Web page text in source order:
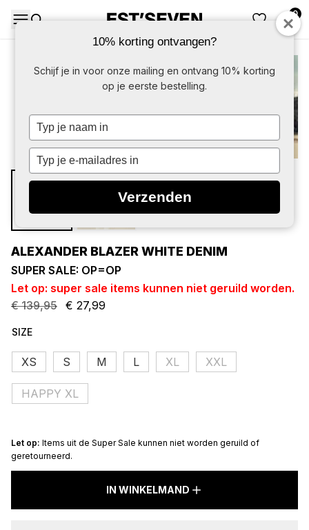
DAMES HEREN
0
-80%
ALEXANDER BLAZER WHITE DENIM
SUPER SALE: OP=OP
Let op: super sale items kunnen niet geruild worden.
€139,95
Oorspronkelijke
prijs
€ 139,95.
€ 27,99
Huidige
prijs
€ 27,99.
SIZE
XS S M L XL XXL
HAPPY XL
Let op: Items uit de Super Sale kunnen niet worden geruild of
geretourneerd.
ALEXANDER
DENIM
IN WINKELMAND
10% korting ontvangen?
Schijf je in voor onze mailing en ontvang 10% korting
op je eerste bestelling.
Typ
naam
Typ
e-
in
Verzenden